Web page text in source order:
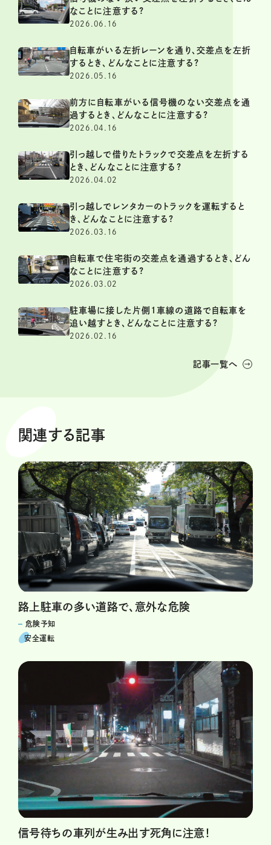
なことに注意する?
2026.06.16
自転車がいる左折レーンを通り、交差点を左折
するとき、どんなことに注意する?
2026.05.16
前方に自転車がいる信号機のない交差点を通
過するとき、どんなことに注意する?
2026.04.16
引っ越しで借りたトラックで交差点を左折する
とき、どんなことに注意する?
2026.04.02
引っ越しでレンタカーのトラックを運転すると
き、どんなことに注意する?
2026.03.16
自転車で住宅街の交差点を通過するとき、どん
なことに注意する?
2026.03.02
駐車場に接した片側1車線の道路で自転車を
追い越すとき、どんなことに注意する?
2026.02.16
記事一覧へ
関連する記事
路上駐車の多い道路で、意外な危険
危険予知
安全運転
信号待ちの車列が生み出す死角に注意！